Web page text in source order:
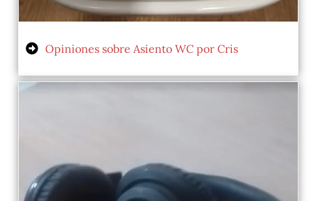
Opiniones sobre Asiento WC por Cris